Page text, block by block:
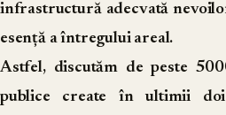
infrastructură adecvată
esență a întregului areal.
Astfel, discutăm de peste
publice create în ultimii